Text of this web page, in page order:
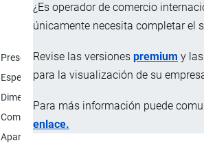
¿Es operador de comercio
únicamente necesita completar el
Revise las versiones premium y
para la visualización de su
Para más información puede
enlace.
Presentación
Rollo.
Espesor
0.1582
Dimensiones
Composición
Apariencia